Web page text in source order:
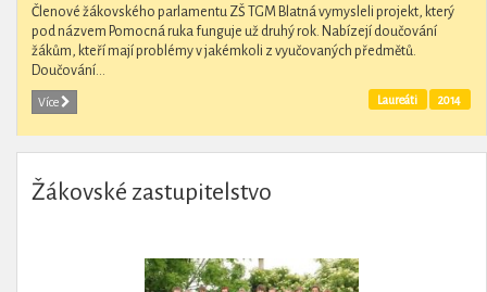
Členové žákovského parlamentu ZŠ TGM Blatná vymysleli projekt, který
pod názvem Pomocná ruka funguje už druhý rok. Nabízejí doučování
žákům, kteří mají problémy v jakémkoli z vyučovaných předmětů.
Doučování...
Více 2014
Laureáti
Žákovské zastupitelstvo